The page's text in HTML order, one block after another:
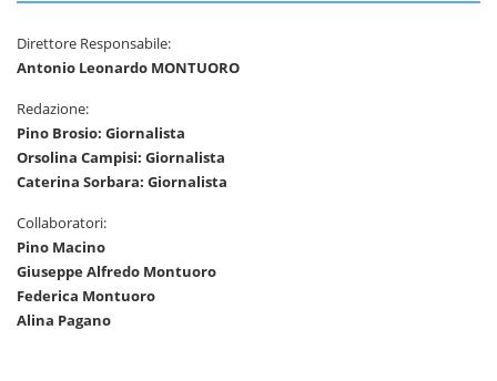
Direttore Responsabile:
Antonio Leonardo MONTUORO
Redazione:
Pino Brosio: Giornalista
Orsolina Campisi: Giornalista
Caterina Sorbara: Giornalista
Collaboratori:
Pino Macino
Giuseppe Alfredo Montuoro
Federica Montuoro
Alina Pagano